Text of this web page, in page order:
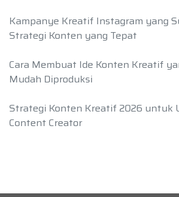
Kampanye Kreatif Instagram yang
Strategi Konten yang Tepat
Cara Membuat Ide Konten Kreatif
Mudah Diproduksi
Strategi Konten Kreatif 2026 untuk
Content Creator